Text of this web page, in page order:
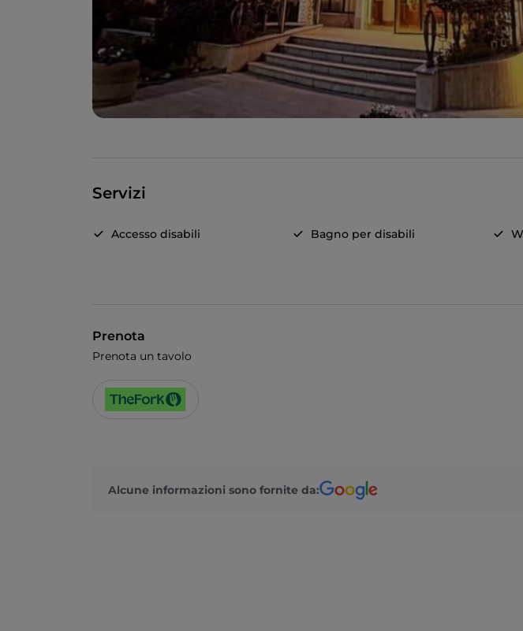
Servizi
Accesso disabili Bagno per disabili
Prenota
Prenota un tavolo
Alcune informazioni sono fornite da: